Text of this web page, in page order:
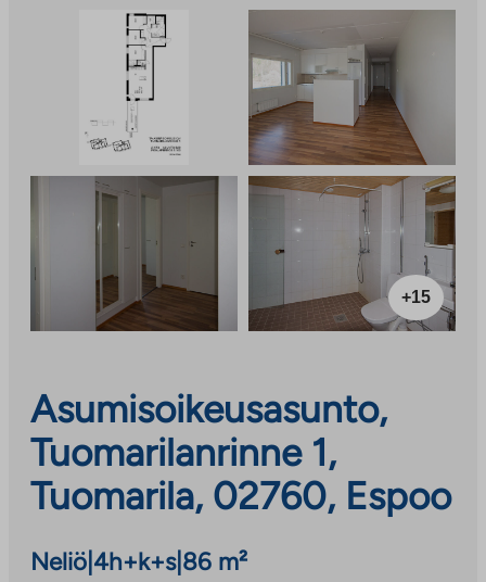
+15
Asumisoikeusasunto,
Tuomarilanrinne 1,
Tuomarila, 02760, Espoo
Neliö 4h+k+s| 86 m²